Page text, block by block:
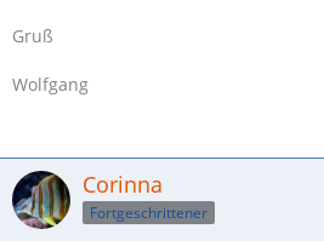
Gruß
Wolfgang
Corinna
Fortgeschrittener